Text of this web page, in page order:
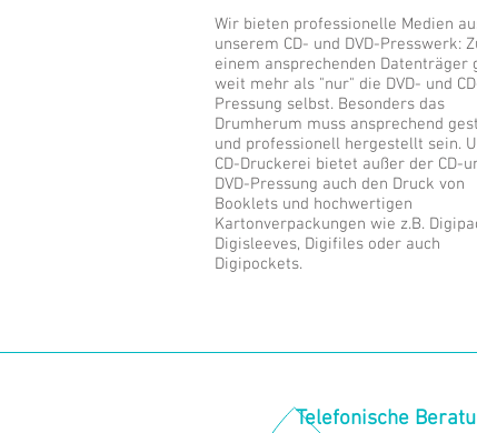
Wir bieten professionelle Medien
unserem CD- und DVD-Presswerk:
einem ansprechenden Datenträger
weit mehr als "nur" die DVD- und
Pressung selbst. Besonders das
Drumherum muss ansprechend
und professionell hergestellt sein.
CD-Druckerei bietet außer der CD-
DVD-Pressung auch den Druck von
Booklets und hochwertigen
Kartonverpackungen wie z.B.
Digisleeves, Digifiles oder auch
Digipockets.
Telefonische